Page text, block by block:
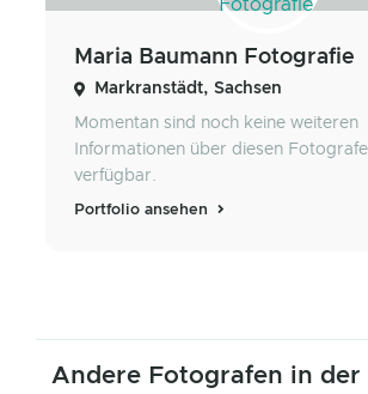
Maria Baumann Fotografie
Markranstädt, Sachsen
Momentan sind noch keine weiteren
Informationen über diesen
verfügbar.
Portfolio ansehen
Andere Fotografen in der